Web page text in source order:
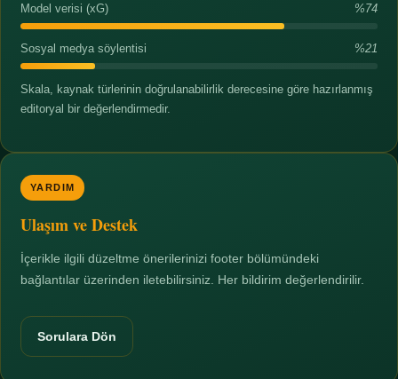
Model verisi (xG) %74
Sosyal medya söylentisi %21
Skala, kaynak türlerinin doğrulanabilirlik derecesine göre hazırlanmış
editoryal bir değerlendirmedir.
YARDIM
Ulaşım ve Destek
İçerikle ilgili düzeltme önerilerinizi footer bölümündeki
bağlantılar üzerinden iletebilirsiniz. Her bildirim değerlendirilir.
Sorulara Dön